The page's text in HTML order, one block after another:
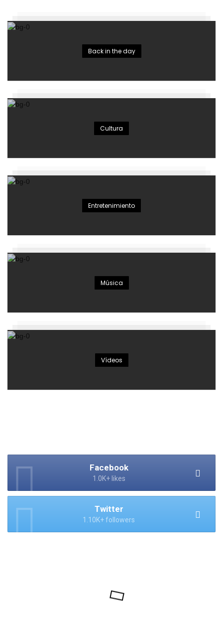
Back in the day
Cultura
Entretenimiento
Música
Vídeos
Facebook
1.0K+ likes
Twitter
1.10K+ followers